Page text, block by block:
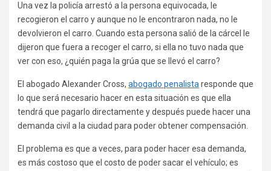
Una vez la policía arrestó a la persona equivocada, le
recogieron el carro y aunque no le encontraron nada, no le
devolvieron el carro. Cuando esta persona salió de la cárcel le
dijeron que fuera a recoger el carro, si ella no tuvo nada que
ver con eso, ¿quién paga la grúa que se llevó el carro?
El abogado Alexander Cross, abogado penalista responde que
lo que será necesario hacer en esta situación es que ella
tendrá que pagarlo directamente y después puede hacer una
demanda civil a la ciudad para poder obtener compensación.
El problema es que a veces, para poder hacer esa demanda,
es más costoso que el costo de poder sacar el vehículo; es